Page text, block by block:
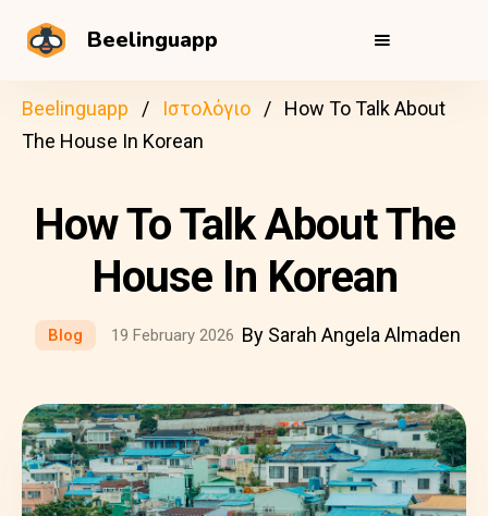
Beelinguapp
Beelinguapp Ιστολόγιο
How To Talk About
The House In Korean
How To Talk About The
House In Korean
Blog 19 February 2026 By Sarah Angela Almaden